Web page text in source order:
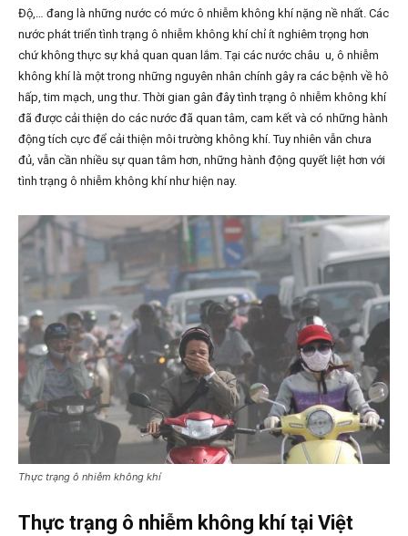
Độ,… đang là những nước có mức ô nhiễm không khí nặng nề nhất. Các
nước phát triển tình trạng ô nhiễm không khí chỉ ít nghiêm trọng hơn
chứ không thực sự khả quan quan lắm. Tại các nước châu u, ô nhiễm
không khí là một trong những nguyên nhân chính gây ra các bệnh về hô
hấp, tim mạch, ung thư. Thời gian gân đây tình trạng ô nhiễm không khí
đã được cải thiện do các nước đã quan tâm, cam kết và có những hành
động tích cực để cải thiện môi trường không khí. Tuy nhiên vẫn chưa
đủ, vẫn cần nhiều sự quan tâm hơn, những hành động quyết liệt hơn với
tình trạng ô nhiễm không khí như hiện nay.
Thực trạng ô nhiễm không khí
Thực trạng ô nhiễm không khí tại Việt